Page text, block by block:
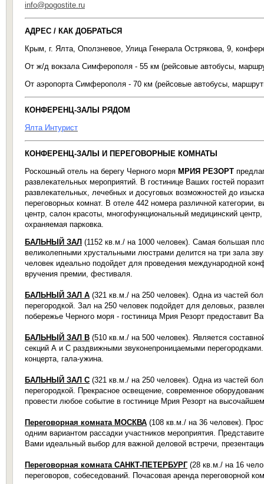
info@pogostite.ru
АДРЕС / КАК ДОБРАТЬСЯ
Крым, г. Ялта, Оползневое, Улица Генерала Острякова, 9,
От ж/д вокзала Симферополя - 55 км (рейсовые автобусы,
От аэропорта Симферополя - 70 км (рейсовые автобусы,
КОНФЕРЕНЦ-ЗАЛЫ РЯДОМ
Ялта Интурист
КОНФЕРЕНЦ-ЗАЛЫ И ПЕРЕГОВОРНЫЕ КОМНАТЫ
Роскошный отель на берегу Черного моря МРИЯ РЕЗОРТ
развлекательных мероприятий. В гостинице Ваших гостей
развлекательных, лечебных и досуговых возможностей до
переговорных комнат. В отеле 442 номера различной
центр, салон красоты, многофункциональный медицинский
охраняемая парковка.
БАЛЬНЫЙ ЗАЛ (1152 кв.м./ на 1000 человек). Самая большая
великолепными хрустальными люстрами делится на три зала
человек идеально подойдет для проведения международной
вручения премии, фестиваля.
БАЛЬНЫЙ ЗАЛ А (321 кв.м./ на 250 человек). Одна из частей
перегородкой. Зал на 250 человек подойдет для деловых,
побережье Черного моря - гостиница Мрия Резорт предоставит
БАЛЬНЫЙ ЗАЛ В (510 кв.м./ на 500 человек). Является
секций А и С раздвижными звуконепроницаемыми
концерта, гала-ужина.
БАЛЬНЫЙ ЗАЛ С (321 кв.м./ на 250 человек). Одна из частей
перегородкой. Прекрасное освещение, современное
провести любое событие в гостинице Мрия Резорт на
Переговорная комната МОСКВА (108 кв.м./ на 36 человек).
одним вариантом рассадки участников мероприятия.
Вами идеальный выбор для важной деловой встречи,
Переговорная комната САНКТ-ПЕТЕРБУРГ(28 кв.м./ на 16
переговоров, собеседований. Почасовая аренда переговорной